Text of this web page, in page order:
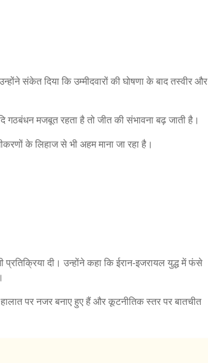
संकेत दिया कि उम्मीदवारों की घोषणा के बाद तस्वीर और
गठबंधन मजबूत रहता है तो जीत की संभावना बढ़ जाती है।
के लिहाज से भी अहम माना जा रहा है।
दी। उन्होंने कहा कि ईरान-इजरायल युद्ध में फंसे
हालात पर नजर बनाए हुए हैं और कूटनीतिक स्तर पर बातचीत